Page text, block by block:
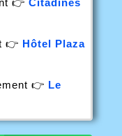
👉 Hôtel Plaza
👉 Le